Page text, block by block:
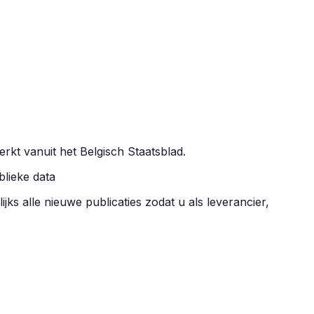
vanuit het Belgisch Staatsblad.
data
alle nieuwe publicaties zodat u als leverancier,